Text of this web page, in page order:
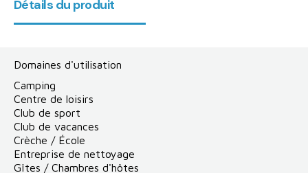
Détails du produit
Domaines d'utilisation
Camping
Centre de loisirs
Club de sport
Club de vacances
Crèche / École
Entreprise de nettoyage
Gîtes / Chambres d'hôtes